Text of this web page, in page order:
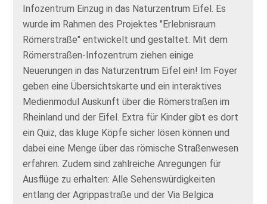
Infozentrum Einzug in das Naturzentrum Eifel. Es
wurde im Rahmen des Projektes "Erlebnisraum
Römerstraße" entwickelt und gestaltet. Mit dem
Römerstraßen-Infozentrum ziehen einige
Neuerungen in das Naturzentrum Eifel ein! Im Foyer
geben eine Übersichtskarte und ein interaktives
Medienmodul Auskunft über die Römerstraßen im
Rheinland und der Eifel. Extra für Kinder gibt es dort
ein Quiz, das kluge Köpfe sicher lösen können und
dabei eine Menge über das römische Straßenwesen
erfahren. Zudem sind zahlreiche Anregungen für
Ausflüge zu erhalten: Alle Sehenswürdigkeiten
entlang der Agrippastraße und der Via Belgica